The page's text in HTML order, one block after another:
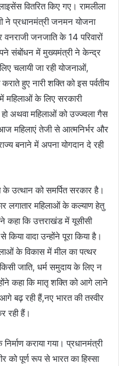
वितरित किए गए। रामलीला
ने प्रधानमंत्री जनमन योजना
वनराजी जनजाति के 14 परिवारों
संबोंधन में मुख्यमंत्री ने केन्द्र
चलायी जा रही योजनाओं,
हुए नारी शक्ति को इस पर्वतीय
महिलाओं के लिए सरकारी
अथवा महिलाओं को उज्ज्वला गैस
महिलाएं तेजी से आत्मनिर्भर और
बनाने में अपना योगदान दे रही
के उत्थान को समर्पित सरकार है।
लगातार महिलाओं के कल्याण हेतु
कहा कि उत्तराखंड में यूसीसी
वादा उन्होंने पूरा किया है।
के विकास में मील का पत्थर
जाति, धर्म समुदाय के लिए न
कहा कि मातृ शक्ति को आगे लाने
बढ़ रही हैं,नए भारत की तस्वीर
रही हैं।
कराया गया। प्रधानमंत्री
को पूर्ण रूप से भारत का हिस्सा